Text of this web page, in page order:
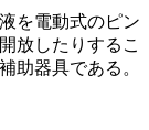
を電動式のピン
放したりするこ
助器具である。